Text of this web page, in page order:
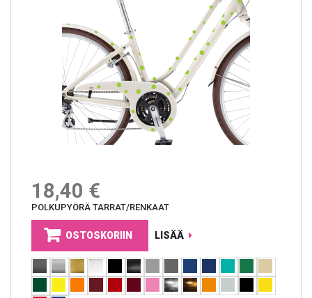
18,40 €
POLKUPYÖRÄ TARRAT/RENKAAT
OSTOSKORIIN LISÄÄ